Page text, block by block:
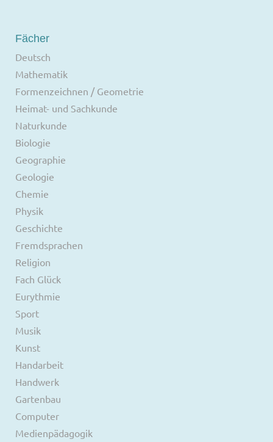
Fächer
Deutsch
Mathematik
Formenzeichnen / Geometrie
Heimat- und Sachkunde
Naturkunde
Biologie
Geographie
Geologie
Chemie
Physik
Geschichte
Fremdsprachen
Religion
Fach Glück
Eurythmie
Sport
Musik
Kunst
Handarbeit
Handwerk
Gartenbau
Computer
Medienpädagogik